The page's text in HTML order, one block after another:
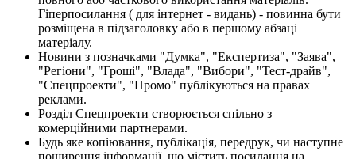
Гіперпосилання ( для інтернет - видань) - повинна бути
розміщена в підзаголовку або в першому абзаці
матеріалу.
Новини з позначками "Думка", "Експертиза", "Заява",
"Регіони", "Гроші", "Влада", "Вибори", "Тест-драйв",
"Спецпроекти", "Промо" публікуються на правах
реклами.
Розділ Спецпроекти створюється спільно з
комерційними партнерами.
Будь яке копіювання, публікація, передрук, чи наступне
поширення інформації, що містить посилання на